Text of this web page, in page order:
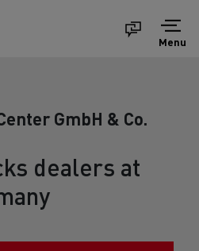
Menu
GmbH & Co.
dealers at